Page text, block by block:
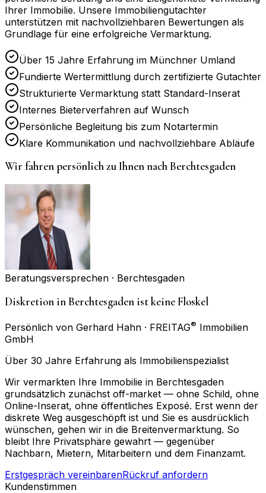
Ihrer Immobilie. Unsere Immobiliengutachter
unterstützen mit nachvollziehbaren Bewertungen als
Grundlage für eine erfolgreiche Vermarktung.
Über 15 Jahre Erfahrung im Münchner Umland
Fundierte Wertermittlung durch zertifizierte Gutachter
Strukturierte Vermarktung statt Standard-Inserat
Internes Bieterverfahren auf Wunsch
Persönliche Begleitung bis zum Notartermin
Klare Kommunikation und nachvollziehbare Abläufe
Wir fahren persönlich zu Ihnen nachBerchtesgaden
Beratungsversprechen · Berchtesgaden
Diskretion in Berchtesgaden ist keine Floskel
Persönlich von Gerhard Hahn · FREITAG® Immobilien
GmbH
Über 30 Jahre Erfahrung als Immobilienspezialist
Wir vermarkten Ihre Immobilie in Berchtesgaden
grundsätzlich zunächst off-market — ohne Schild, ohne
Online-Inserat, ohne öffentliches Exposé. Erst wenn der
diskrete Weg ausgeschöpft ist und Sie es ausdrücklich
wünschen, gehen wir in die Breitenvermarktung. So
bleibt Ihre Privatsphäre gewahrt — gegenüber
Nachbarn, Mietern, Mitarbeitern und dem Finanzamt.
Erstgespräch vereinbarenRückruf anfordern
Kundenstimmen